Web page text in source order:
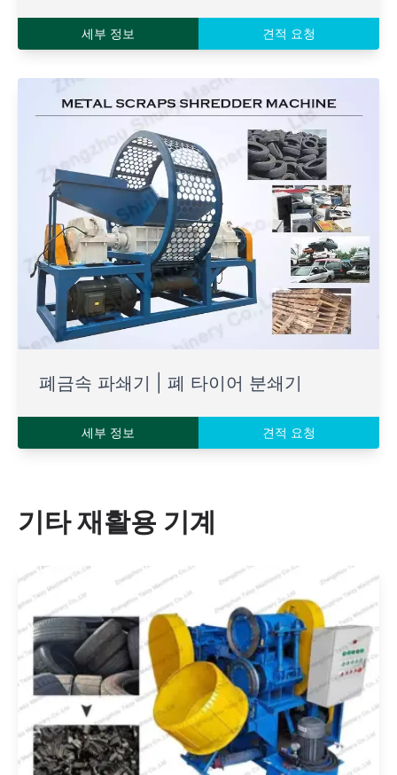
세부 정보 견적 요청
폐금속 파쇄기 | 폐 타이어 분쇄기
세부 정보 견적 요청
기타 재활용 기계